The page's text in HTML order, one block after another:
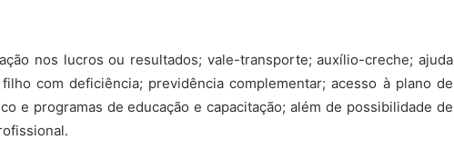
nos lucros ou resultados; vale-transporte; auxílio-creche; ajuda
com deficiência; previdência complementar; acesso à plano de
e programas de educação e capacitação; além de possibilidade de